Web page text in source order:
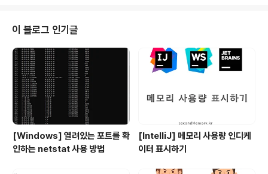
이 블로그 인기글
[Windows] 열려있는 포트를 확
인하는 netstat 사용 방법
[IntelliJ] 메모리 사용량 인디케
이터 표시하기